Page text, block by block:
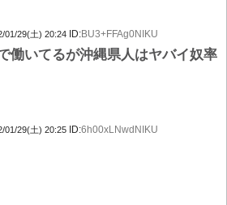
01/29(土) 20:24 ID:BU3+FFAg0NIKU
働いてるが沖縄県人はヤバイ奴率
01/29(土) 20:25 ID:6h00xLNwdNIKU